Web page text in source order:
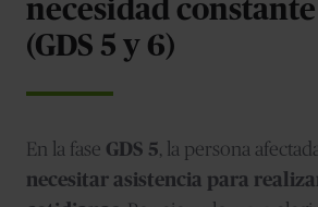
necesidad
(GDS 5 y 6)
En la fase GDS 5, la persona
necesitar asistencia para